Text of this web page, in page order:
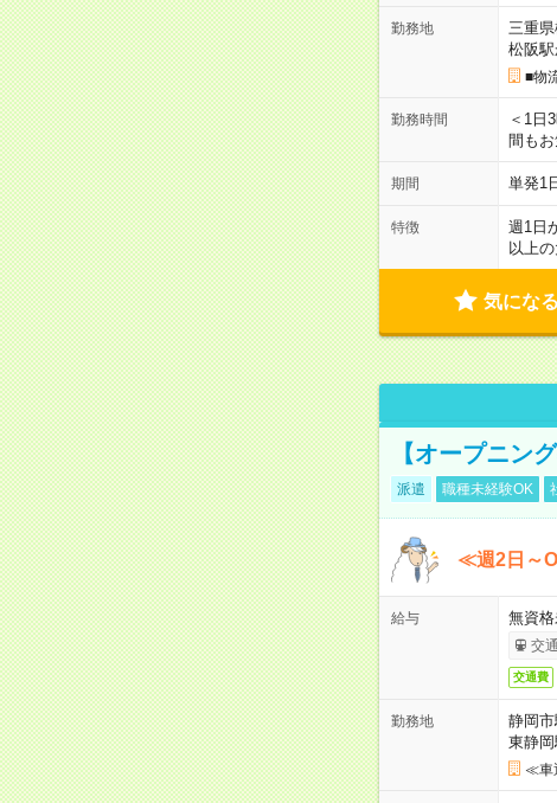
勤務地
三重
松阪
■物
勤務時間
＜1日
間もお
期間 単発1
特徴 週1日
以上
気になる
【オープニン
派遣 職種未経験OK
≪週2日～
給与 無資
交
交通費
勤務地
静岡
東静岡
≪車